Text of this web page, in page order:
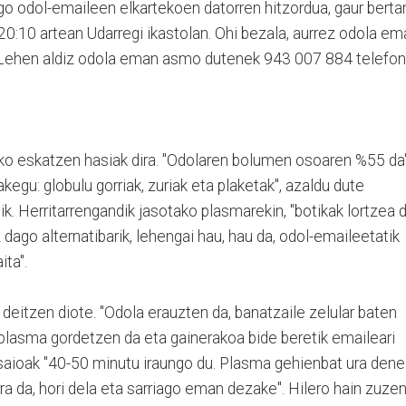
odol-emaileen elkartekoen datorren hitzordua, gaur
artean Udarregi ikastolan. Ohi bezala, aurrez odola
aldiz odola eman asmo dutenek 943 007 884
eskatzen hasiak dira. "Odolaren bolumen osoaren %55
globulu gorriak, zuriak eta plaketak", azaldu dute
Herritarrengandik jasotako plasmarekin, "botikak lortzea
alternatibarik, lehengai hau, hau da, odol-emaileetatik
diote. "Odola erauzten da, banatzaile zelular baten
gordetzen da eta gainerakoa bide beretik emaileari
"40-50 minutu iraungo du. Plasma gehienbat ura
da, hori dela eta sarriago eman dezake". Hilero hain zuzen.